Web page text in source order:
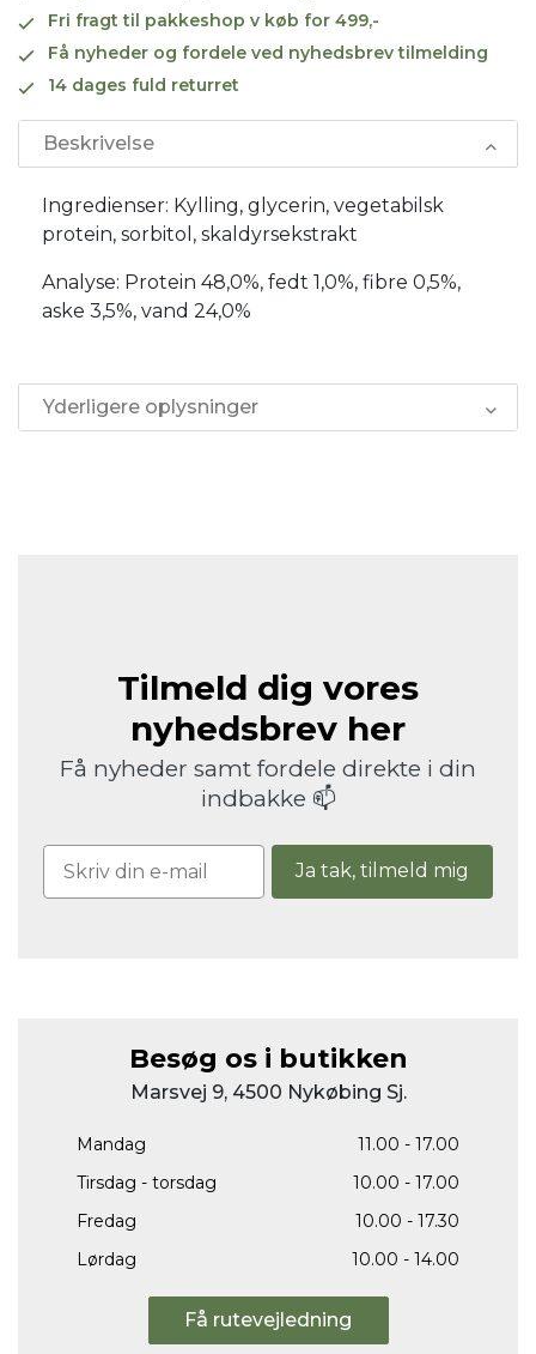
Fri fragt til pakkeshop v køb for 499,-
Få nyheder og fordele ved nyhedsbrev tilmelding
14 dages fuld returret
Beskrivelse
Ingredienser: Kylling, glycerin, vegetabilsk
protein, sorbitol, skaldyrsekstrakt
Analyse: Protein 48,0%, fedt 1,0%, fibre 0,5%,
aske 3,5%, vand 24,0%
Yderligere oplysninger
Tilmeld dig vores
nyhedsbrev her
Få nyheder samt fordele direkte i din
indbakke 📫
Ja tak, tilmeld mig
Besøg os i butikken
Marsvej 9, 4500 Nykøbing Sj.
Mandag
11.00 - 17.00
Tirsdag - torsdag
10.00 - 17.00
Fredag
10.00 - 17.30
Lørdag
10.00 - 14.00
Få rutevejledning